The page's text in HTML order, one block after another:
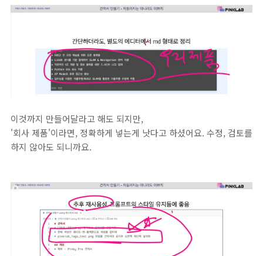
이것까지 만들어달라고 해도 되지만,
'회사 제품'이라면, 정확하게 넣는게 낫다고 하셨어요. 수정, 검토를
하지 않아도 되니까요.